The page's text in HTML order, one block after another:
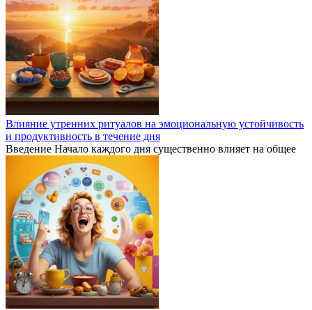
Влияние утренних ритуалов на эмоциональную устойчивость
и продуктивность в течение дня
Введение Начало каждого дня существенно влияет на общее